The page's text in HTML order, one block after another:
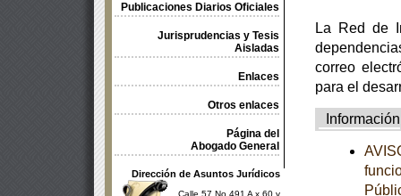
Publicaciones Diarios Oficiales
Jurisprudencias y Tesis
Aisladas
Enlaces
Otros enlaces
Página del
Abogado General
Dirección de Asuntos Jurídicos
Calle 57 No 491 A x 60 y
La Red de
correo
para el
Información